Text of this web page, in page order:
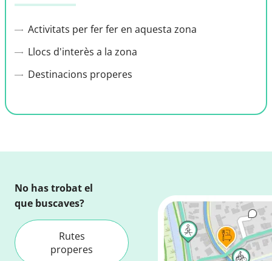
Activitats per fer fer en aquesta zona
Llocs d'interès a la zona
Destinacions properes
No has trobat el
que buscaves?
Rutes
properes